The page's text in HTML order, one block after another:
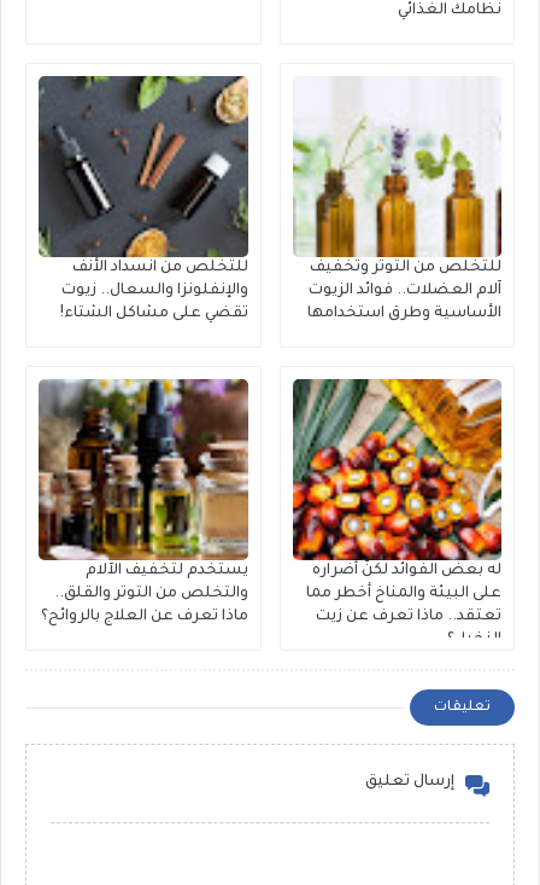
نظامك الغذائي
للتخلص من التوتر وتخفيف
آلام العضلات.. فوائد الزيوت
الأساسية وطرق استخدامها
للتخلص من انسداد الأنف
والإنفلونزا والسعال.. زيوت
تقضي على مشاكل الشتاء!
له بعض الفوائد لكنّ أضراره
على البيئة والمناخ أخطر مما
تعتقد.. ماذا تعرف عن زيت
النخيل؟
يستخدم لتخفيف الآلام
والتخلص من التوتر والقلق..
ماذا تعرف عن العلاج بالروائح؟
تعليقات
إرسال تعليق